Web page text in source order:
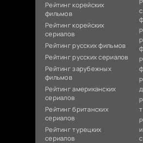
Рейтинг корейских
фильмов
Рейтинг корейских
сериалов
Рейтинг русских фильмов
Рейтинг русских сериалов
Рейтинг зарубежных
фильмов
Рейтинг американских
сериалов
Рейтинг британских
сериалов
Рейтинг турецких
сериалов